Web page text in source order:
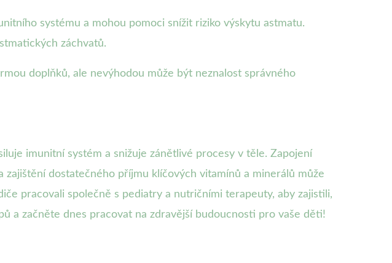
systému a mohou pomoci snížit riziko výskytu astmatu.
záchvatů.
doplňků, ale nevýhodou může být neznalost správného
imunitní systém a snižuje zánětlivé procesy v těle. Zapojení
zajištění dostatečného příjmu klíčových vitamínů a minerálů může
pracovali společně s pediatry a nutričními terapeuty, aby zajistili,
a začněte dnes pracovat na zdravější budoucnosti pro vaše děti!